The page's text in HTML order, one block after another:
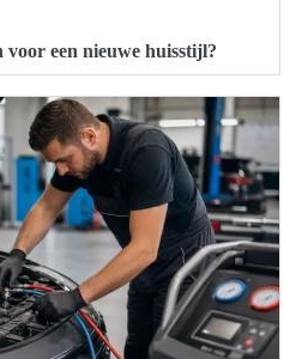
een nieuwe huisstijl?